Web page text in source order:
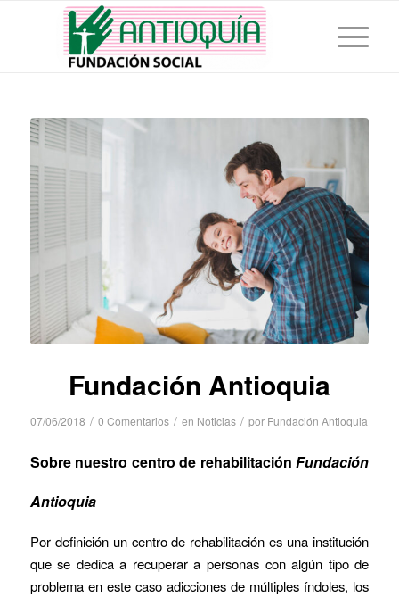
Fundación Antioquia
07/06/2018 / 0 Comentarios / en Noticias / por Fundación Antioquia
Sobre nuestro centro de rehabilitaciónFundación
Antioquia
Por definición un centro de rehabilitación es una institución
que se dedica a recuperar a personas con algún tipo de
problema en este caso adicciones de múltiples índoles, los